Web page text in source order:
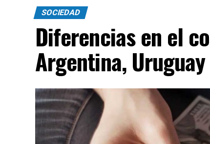
SOCIEDAD
Diferencias en el
Argentina,